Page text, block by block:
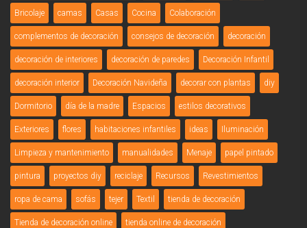
Bricolaje camas Casas Cocina Colaboración
complementos de decoración consejos de decoración decoración
decoración de interiores decoración de paredes Decoración Infantil
decoración interior Decoración Navideña decorar con plantas diy
Dormitorio día de la madre Espacios estilos decorativos
Exteriores flores habitaciones infantiles ideas Iluminación
Limpieza y mantenimiento manualidades Menaje papel pintado
pintura proyectos diy reciclaje Recursos Revestimientos
ropa de cama sofás tejer Textil tienda de decoración
Tienda de decoración online tienda online de decoración